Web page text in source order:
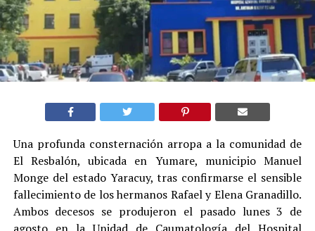
Una profunda consternación arropa a la comunidad de
El Resbalón, ubicada en Yumare, municipio Manuel
Monge del estado Yaracuy, tras confirmarse el sensible
fallecimiento de los hermanos Rafael y Elena Granadillo.
Ambos decesos se produjeron el pasado lunes 3 de